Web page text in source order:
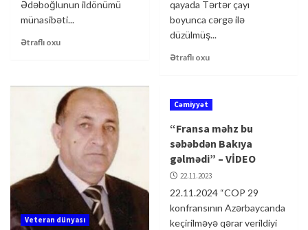
Ədəboğlunun ildönümü
münasibəti...
Ətraflı oxu
qayada Tərtər çayı
boyunca cərgə ilə
düzülmüş...
Ətraflı oxu
Veteran dünyası
Cəmiyyət
“Fransa məhz bu
səbəbdən Bakıya
gəlmədi” – VİDEO
22.11.2023
22.11.2024 “COP 29
konfransının Azərbaycanda
keçirilməyə qərar verildiyi